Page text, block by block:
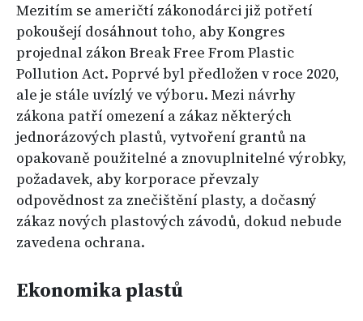
Mezitím se američtí zákonodárci již potřetí
pokoušejí dosáhnout toho, aby Kongres
projednal zákon Break Free From Plastic
Pollution Act. Poprvé byl předložen v roce 2020,
ale je stále uvízlý ve výboru. Mezi návrhy
zákona patří omezení a zákaz některých
jednorázových plastů, vytvoření grantů na
opakovaně použitelné a znovuplnitelné výrobky,
požadavek, aby korporace převzaly
odpovědnost za znečištění plasty, a dočasný
zákaz nových plastových závodů, dokud nebude
zavedena ochrana.
Ekonomika plastů